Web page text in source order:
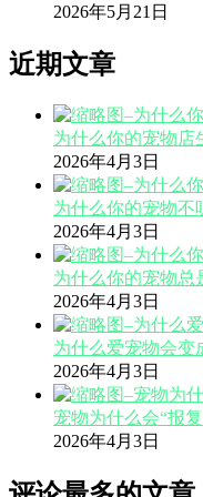
2026年5月21日
近期文章
为什么你的宠物店
2026年4月3日
为什么你的宠物不
2026年4月3日
为什么你的宠物总
2026年4月3日
为什么爱宠物会变
2026年4月3日
宠物为什么会“报
2026年4月3日